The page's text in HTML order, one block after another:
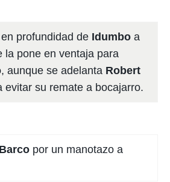
profundidad de Idumbo a
la pone en ventaja para
, aunque se adelanta Robert
evitar su remate a bocajarro.
Barco por un manotazo a